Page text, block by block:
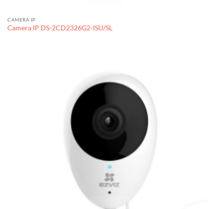
CAMERA IP
Camera IP DS-2CD2326G2-ISU/SL